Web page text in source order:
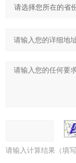
请输入计算结果（填